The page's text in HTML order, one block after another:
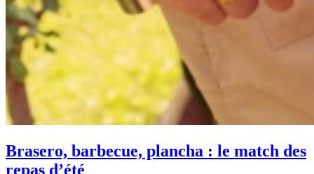
Brasero, barbecue, plancha : le match des
repas d’été